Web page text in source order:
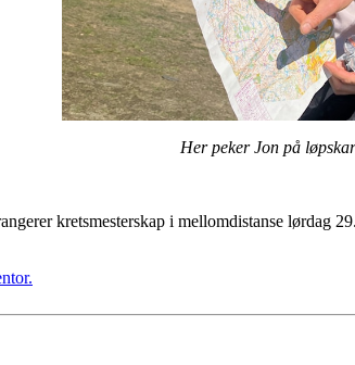
Her peker Jon på
kretsmesterskap i mellomdistanse lørdag